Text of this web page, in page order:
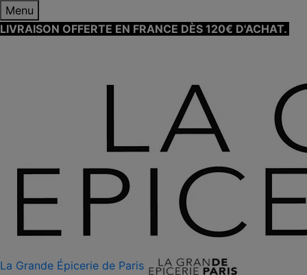
Menu
LIVRAISON OFFERTE EN FRANCE DÈS 120€ D'ACHAT.
La Grande Épicerie de Paris